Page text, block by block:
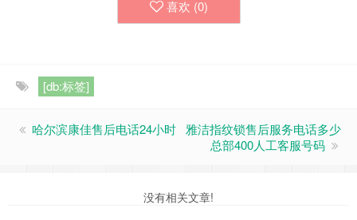
喜欢 (0)
[db:标签]
哈尔滨康佳售后电话24小时
雅洁指纹锁售后服务电话多少
总部400人工客服号码
没有相关文章!